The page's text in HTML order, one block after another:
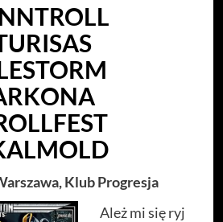
Klub Progresja
Ależ mi się ryj